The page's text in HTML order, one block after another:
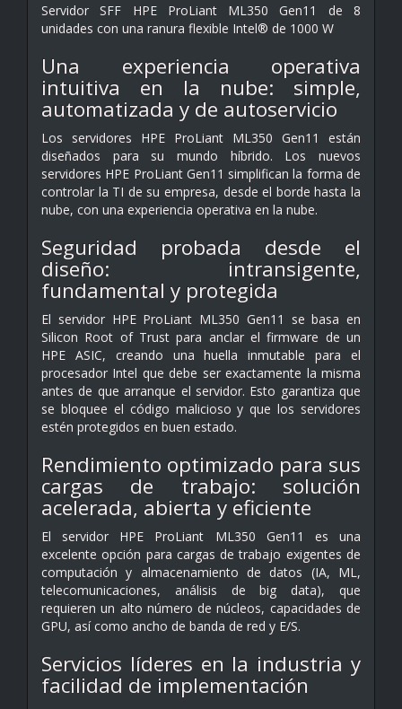
Servidor SFF HPE ProLiant ML350 Gen11 de 8
unidades con una ranura flexible Intel® de 1000 W
Una experiencia operativa
intuitiva en la nube: simple,
automatizada y de autoservicio
Los servidores HPE ProLiant ML350 Gen11 están
diseñados para su mundo híbrido. Los nuevos
servidores HPE ProLiant Gen11 simplifican la forma de
controlar la TI de su empresa, desde el borde hasta la
nube, con una experiencia operativa en la nube.
Seguridad probada desde el
diseño: intransigente,
fundamental y protegida
El servidor HPE ProLiant ML350 Gen11 se basa en
Silicon Root of Trust para anclar el firmware de un
HPE ASIC, creando una huella inmutable para el
procesador Intel que debe ser exactamente la misma
antes de que arranque el servidor. Esto garantiza que
se bloquee el código malicioso y que los servidores
estén protegidos en buen estado.
Rendimiento optimizado para sus
cargas de trabajo: solución
acelerada, abierta y eficiente
El servidor HPE ProLiant ML350 Gen11 es una
excelente opción para cargas de trabajo exigentes de
computación y almacenamiento de datos (IA, ML,
telecomunicaciones, análisis de big data), que
requieren un alto número de núcleos, capacidades de
GPU, así como ancho de banda de red y E/S.
Servicios líderes en la industria y
facilidad de implementación